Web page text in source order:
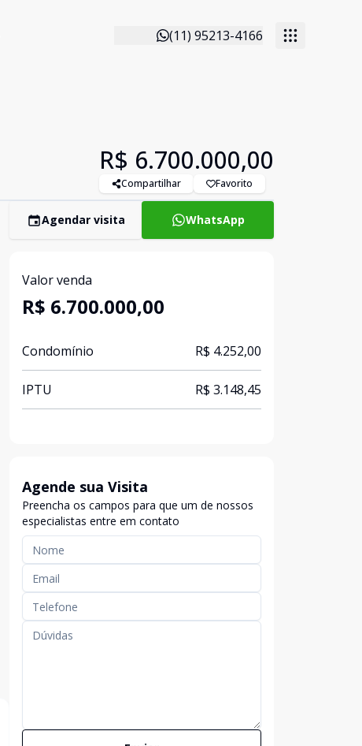
(11) 95213-4166
R$ 6.700.000,00
Compartilhar Favorito
Agendar visita WhatsApp
Valor venda
R$ 6.700.000,00
Condomínio R$ 4.252,00
IPTU R$ 3.148,45
Agende sua Visita
Preencha os campos para que um de nossos
especialistas entre em contato